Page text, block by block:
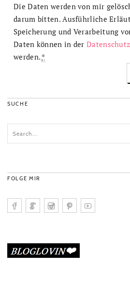
Die Daten werden von mir
darum bitten. Ausführliche
Speicherung und Verarbeitung
Daten können in der
werden. *
SUCHE
FOLGE MIR